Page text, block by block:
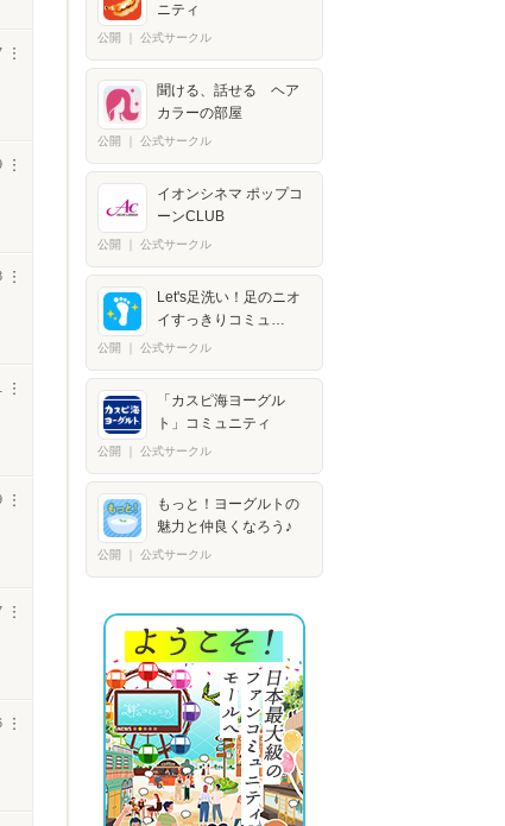
︙
︙
︙
︙
︙
︙
︙
ニティ
公開 公式サークル
聞ける、話せる ヘア
カラーの部屋
公開 公式サークル
イオンシネマ ポップコ
ーンCLUB
公開 公式サークル
Let's足洗い！足のニオ
イすっきりコミュ…
公開 公式サークル
「カスピ海ヨーグル
ト」コミュニティ
公開 公式サークル
もっと！ヨーグルトの
魅力と仲良くなろう♪
公開 公式サークル